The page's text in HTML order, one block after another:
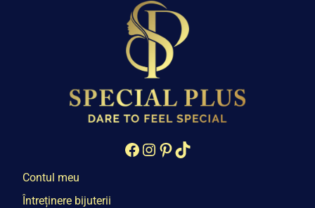
Facebook
Instagram
Pinterest
TikTok
Contul meu
Întreținere bijuterii